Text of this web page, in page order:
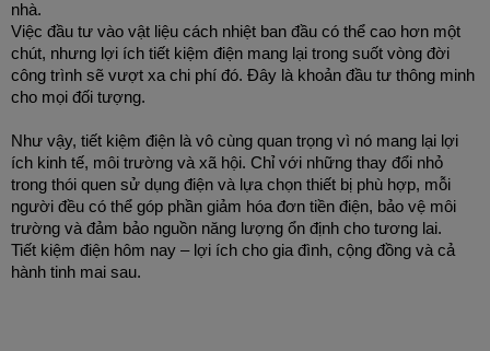
nhà.
Việc đầu tư vào vật liệu cách nhiệt ban đầu có thể cao hơn một
chút, nhưng lợi ích tiết kiệm điện mang lại trong suốt vòng đời
công trình sẽ vượt xa chi phí đó. Đây là khoản đầu tư thông minh
cho mọi đối tượng.
Như vậy, tiết kiệm điện là vô cùng quan trọng vì nó mang lại lợi
ích kinh tế, môi trường và xã hội. Chỉ với những thay đổi nhỏ
trong thói quen sử dụng điện và lựa chọn thiết bị phù hợp, mỗi
người đều có thể góp phần giảm hóa đơn tiền điện, bảo vệ môi
trường và đảm bảo nguồn năng lượng ổn định cho tương lai.
Tiết kiệm điện hôm nay – lợi ích cho gia đình, cộng đồng và cả
hành tinh mai sau.